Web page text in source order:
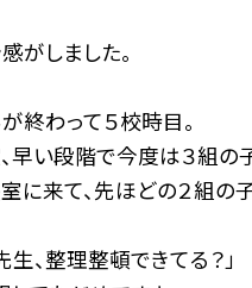
がしました。
終わって５校時目。
早い段階で今度は３組の
に来て、先ほどの２組の
生、整理整頓できてる？」